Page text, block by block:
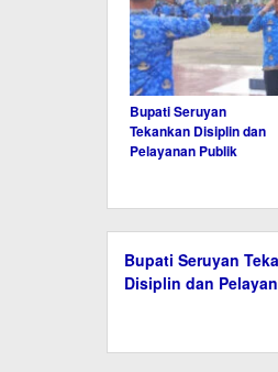
Bupati Seruyan
Tekankan Disiplin dan
Pelayanan Publik
Bupati Seruyan
Disiplin dan